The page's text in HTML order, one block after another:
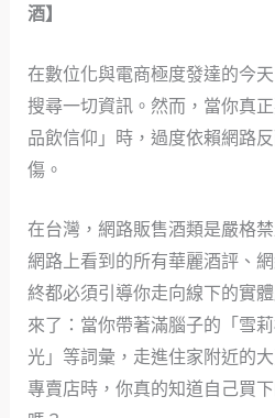
酒】
在數位化與電商極度發達的今
搜尋一切資訊。然而，當你真
品飲信仰」時，過度依賴網路
傷。
在台灣，網路販售酒類是嚴格
網路上看到的所有華麗酒評、
終都必須引導你走向線下的實
來了：當你帶著滿腦子的「雪
光」等詞彙，走進住家附近的
專賣店時，你真的知道自己買